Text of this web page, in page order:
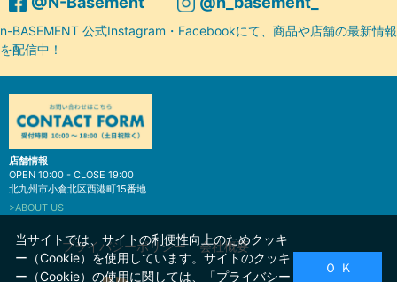
n-BASEMENT 公式Instagram・Facebookにて、商品や店舗の最新情報
を配信中！
店舗情報
OPEN 10:00 - CLOSE 19:00
北九州市小倉北区西港町15番地
>ABOUT US
プライバシーポリシー 会社概要
当サイトでは、サイトの利便性向上のためクッキ
ー（Cookie）を使用しています。サイトのクッキ
ー（Cookie）の使用に関しては、「プライバシー
Ｏ Ｋ